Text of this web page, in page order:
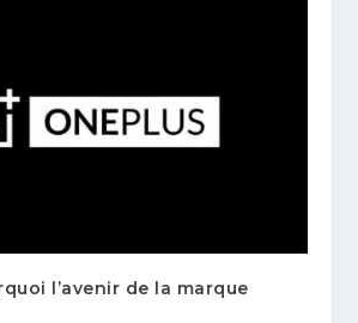
l’avenir de la marque